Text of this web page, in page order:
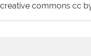
creative commons cc